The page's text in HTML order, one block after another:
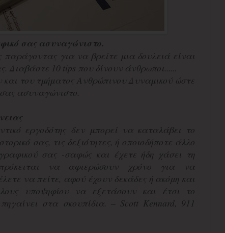
σας ασυναγώνιστο.
παράγοντας για να βρείτε μια δουλειά είναι
Διαβάστε 10 tips που δίνουν άνθρωποι......
και του τμήματος Ανθρώπινου Δυναμικού ώστε
ασυναγώνιστο.
εργοδότης δεν μπορεί να καταλάβει το
σας, τις δεξιότητες, ή οποιοδήποτε άλλο
σας -σαφώς και έχετε ήδη χάσει τη
να αφιερώσουν χρόνο για να
να πείτε, αφού έχουν δεκάδες ή ακόμη και
υποψηφίου να εξετάσουν και έτσι το
στα σκουπίδια. – Scott Kennard, 911